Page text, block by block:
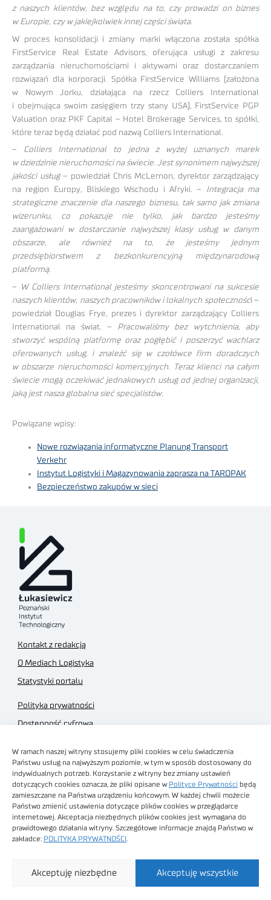
W ramach naszej witryny stosujemy pliki cookies w celu świadczenia
Państwu usług na najwyższym poziomie, w tym w sposób dostosowany do
indywidualnych potrzeb. Korzystanie z witryny bez zmiany ustawień
dotyczących cookies oznacza, że pliki opisane w Polityce Prywatności będą
zamieszczane na Państwa urządzeniu końcowym. W każdej chwili możecie
Państwo zmienić ustawienia dotyczące plików cookies w przeglądarce
internetowej. Akceptacja niezbędnych plików cookies jest wymagana do
prawidłowego działania witryny. Szczegółowe informacje znajdą Państwo w
zakładce: POLITYKA PRYWATNOŚCI
Akceptuję wszystkie
Akceptuję niezbędne
z naszych klientów, bez względu na to, czy prowadzi on biznes
w Europie, czy w jakiejkolwiek innej części świata.
W proces konsolidacji i zmiany marki włączona została spółka
FirstService Real Estate Advisors, oferująca usługi z zakresu
zarządzania nieruchomościami i aktywami oraz dostarczaniem
rozwiązań dla korporacji. Spółka FirstService Williams (założona
w Nowym Jorku, działająca na rzecz Colliers International
i obejmująca swoim zasięgiem trzy stany USA), FirstService PGP
Valuation oraz PKF Capital – Hotel Brokerage Services, to spółki,
które teraz będą działać pod nazwą Colliers International.
– Colliers International to jedna z wyżej uznanych marek
w dziedzinie nieruchomości na świecie. Jest synonimem najwyższej
jakości usług– powiedział Chris McLernon, dyrektor zarządzający
na region Europy, Bliskiego Wschodu i Afryki. – Integracja ma
strategiczne znaczenie dla naszego biznesu, tak samo jak zmiana
wizerunku, co pokazuje nie tylko, jak bardzo jesteśmy
zaangażowani w dostarczanie najwyższej klasy usług w danym
obszarze, ale również na to, że jesteśmy jednym
przedsiębiorstwem z bezkonkurencyjną międzynarodową
platformą.
–
W Colliers International jesteśmy skoncentrowani na sukcesie
naszych klientów, naszych pracowników i lokalnych społeczności –
powiedział Douglas Frye, prezes i dyrektor zarządzający Colliers
International na świat. – Pracowaliśmy bez wytchnienia, aby
stworzyć wspólną platformę oraz pogłębić i poszerzyć wachlarz
oferowanych usług, i znaleźć się w czołówce firm doradczych
w obszarze nieruchomości komercyjnych. Teraz klienci na całym
świecie mogą oczekiwać jednakowych usług od jednej organizacji,
jaką jest nasza globalna sieć specjalistów.
Powiązane wpisy:
Nowe rozwiązania informatyczne Planung Transport
Verkehr
Instytut Logistyki i Magazynowania zaprasza na TAROPAK
Bezpieczeństwo zakupów w sieci
Kontakt z redakcją
O Mediach Logistyka
Statystyki portalu
Polityka prywatności
Dostępność cyfrowa
Regulamin sklepu
Obrazy stockowe
autorstwa
Technologiczny